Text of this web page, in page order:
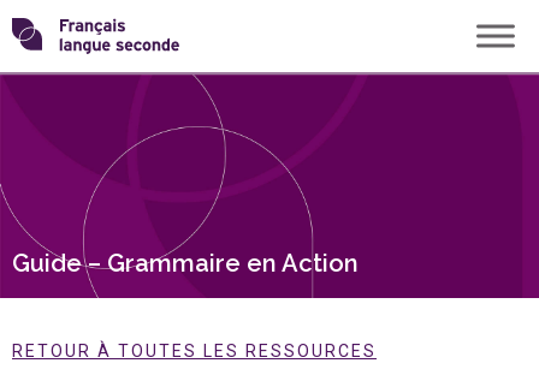
Skip
to
content
Transformons
langue
Guide – Grammaire en Action
RETOUR À TOUTES LES RESSOURCES